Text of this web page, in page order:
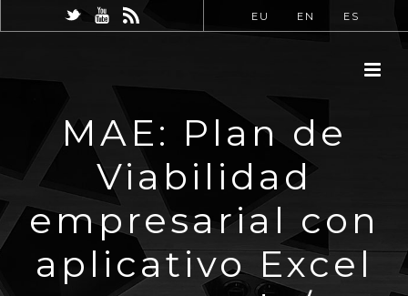
EU EN ES
MAE: Plan de
Viabilidad
empresarial con
aplicativo Excel